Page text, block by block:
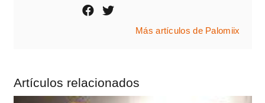
Más artículos de Palomiix
Artículos relacionados